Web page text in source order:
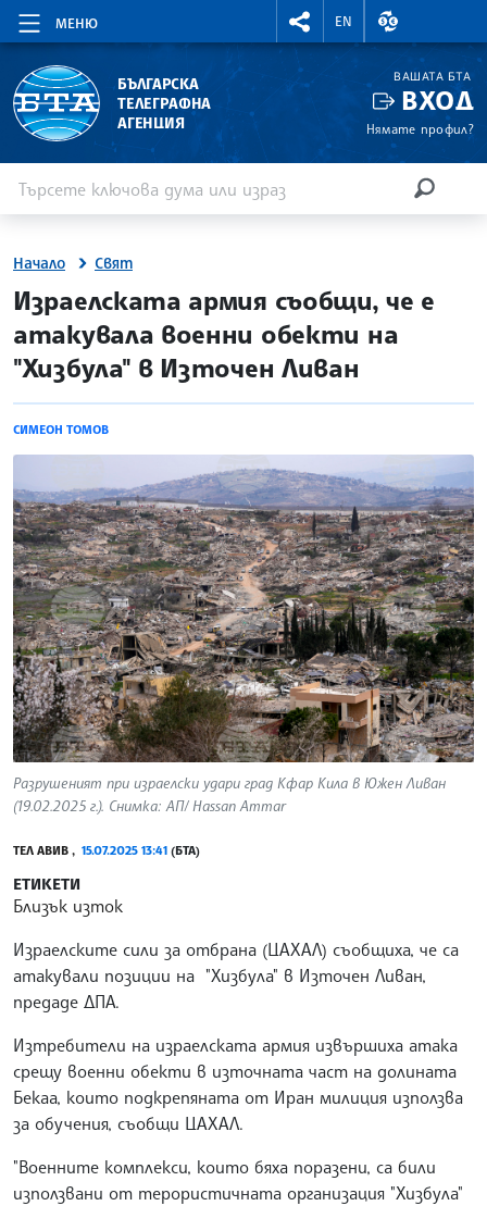
МЕНЮ
RIGHTMENU.SOCIAL
EN
ВАЛУТНИ
БЪЛГАРСКА
ТЕЛЕГРАФНА
АГЕНЦИЯ
ВАШАТА БТА
ВХОД
Нямате профил?
Начало Свят
site.bta
Израелската армия съобщи, че е
атакувала военни обекти на
"Хизбула" в Източен Ливан
СИМЕОН ТОМОВ
Разрушеният при израелски удари град Кфар Кила в Южен Ливан
(19.02.2025 г.). Снимка: АП/ Hassan Ammar
ТЕЛ АВИВ , 15.07.2025 13:41 (БТА)
ЕТИКЕТИ
Близък изток
Израелските сили за отбрана (ЦАХАЛ) съобщиха, че са
атакували позиции на "Хизбула" в Източен Ливан,
предаде ДПА.
Изтребители на израелската армия извършиха атака
срещу военни обекти в източната част на долината
Бекаа, които подкрепяната от Иран милиция използва
за обучения, съобщи ЦАХАЛ.
"Военните комплекси, които бяха поразени, са били
използвани от терористичната организация "Хизбула"